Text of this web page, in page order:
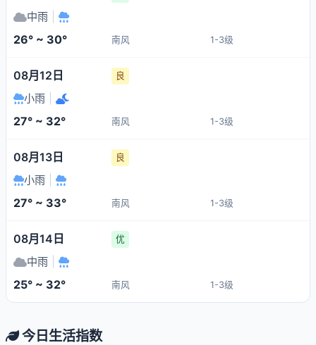
中雨
26° ~ 30° 南风 1-3级
08月12日 良
小雨
27° ~ 32° 南风 1-3级
08月13日 良
小雨
27° ~ 33° 南风 1-3级
08月14日 优
中雨
25° ~ 32° 南风 1-3级
今日生活指数